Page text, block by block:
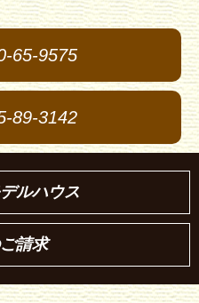
65-9575
89-3142
ルハウス
請求